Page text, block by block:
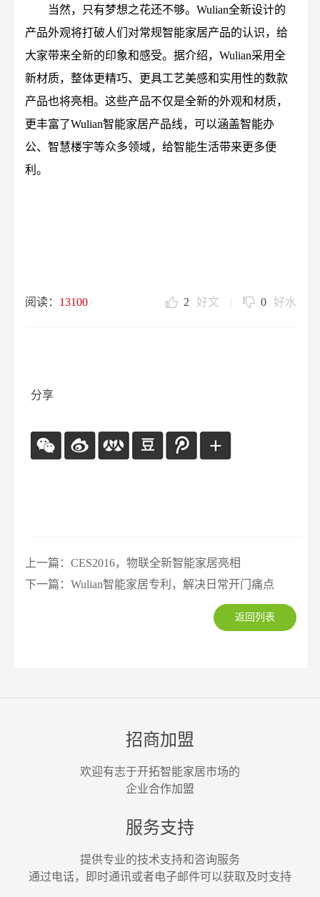
当然，只有梦想之花还不够。Wulian全新设计的
产品外观将打破人们对常规智能家居产品的认识，给
大家带来全新的印象和感受。据介绍，Wulian采用全
新材质，整体更精巧、更具工艺美感和实用性的数款
产品也将亮相。这些产品不仅是全新的外观和材质，
更丰富了Wulian智能家居产品线，可以涵盖智能办
公、智慧楼宇等众多领域，给智能生活带来更多便
利。
阅读： 13100 2 好文 | 0 好水
分享
上一篇：CES2016，物联全新智能家居亮相
下一篇：Wulian智能家居专利，解决日常开门痛点
返回列表
招商加盟
欢迎有志于开拓智能家居市场的
企业合作加盟
服务支持
提供专业的技术支持和咨询服务
通过电话，即时通讯或者电子邮件可以获取及时支持